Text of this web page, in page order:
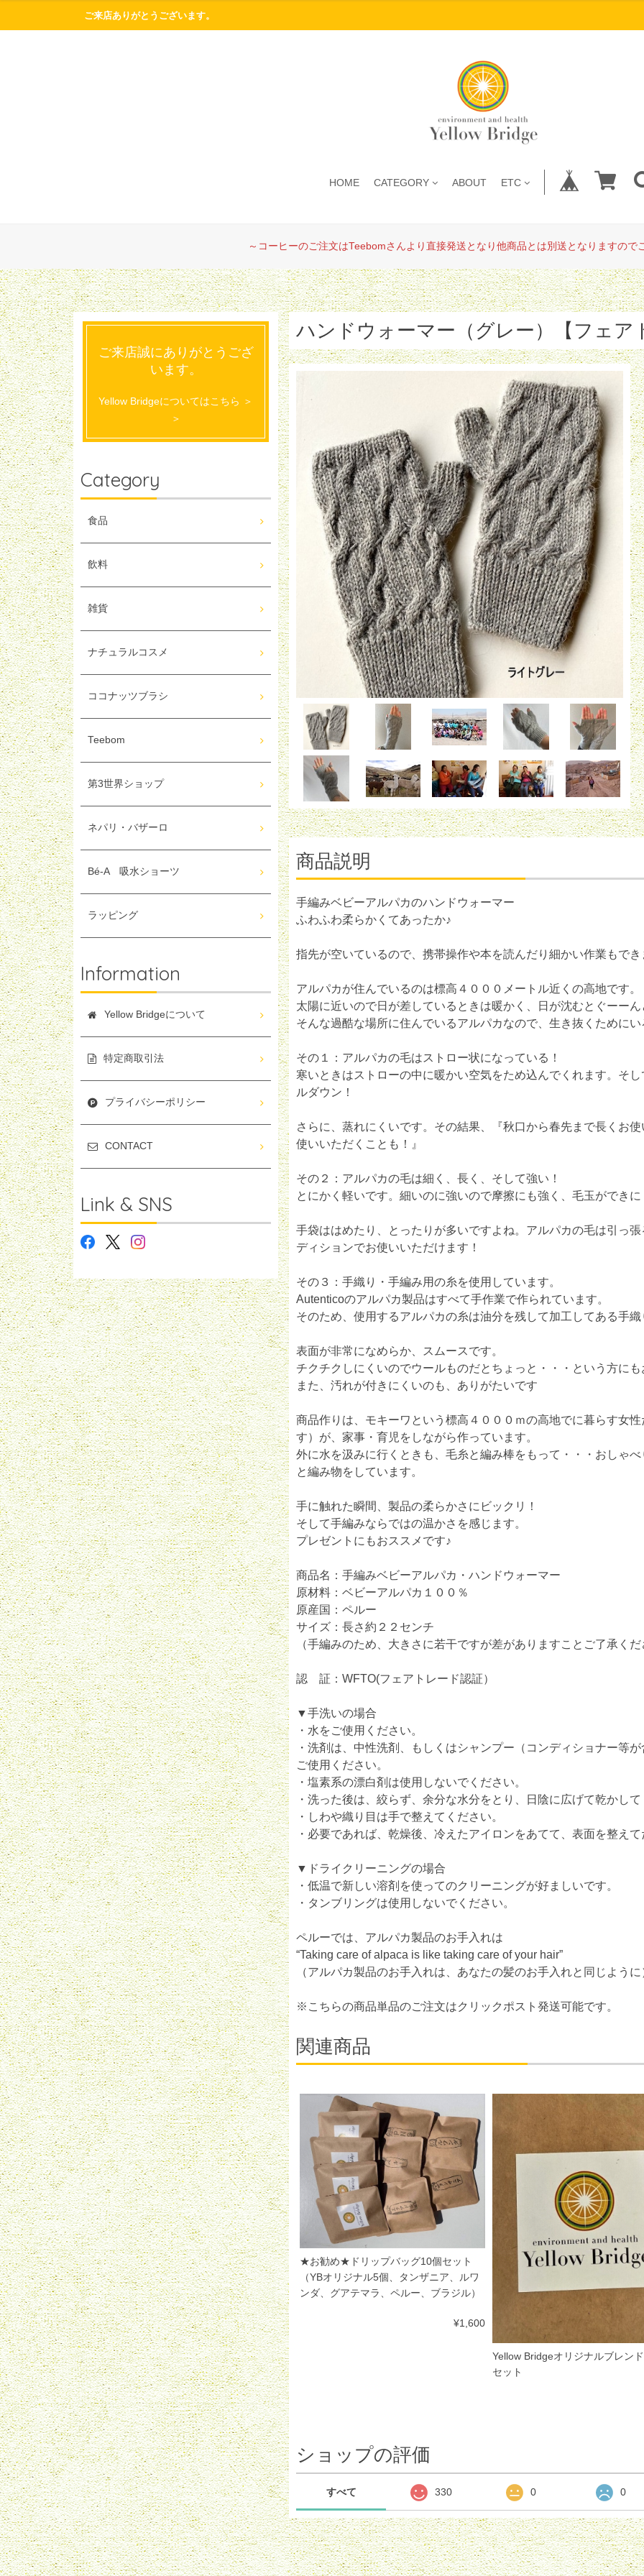
ご来店ありがとうございます。
HOME CATEGORY ABOUT ETC
～コーヒーのご注文はTeebomさんより直接発送となり他商品とは別送となりますので
ハンドウォーマー（グレー）【フェア
商品説明
手編みベビーアルパカのハンドウォーマー
ふわふわ柔らかくてあったか♪
指先が空いているので、携帯操作や本を読んだり細かい作業もでき
アルパカが住んでいるのは標高４０００メートル近くの高地です。
太陽に近いので日が差しているときは暖かく、日が沈むとぐーー
そんな過酷な場所に住んでいるアルパカなので、生き抜くために
その１：アルパカの毛はストロー状になっている！
寒いときはストローの中に暖かい空気をため込んでくれます。そ
ルダウン！
さらに、蒸れにくいです。その結果、『秋口から春先まで長くお
使いいただくことも！』
その２：アルパカの毛は細く、長く、そして強い！
とにかく軽いです。細いのに強いので摩擦にも強く、毛玉ができ
手袋ははめたり、とったりが多いですよね。アルパカの毛は引っ
ディションでお使いいただけます！
その３：手織り・手編み用の糸を使用しています。
Autenticoのアルパカ製品はすべて手作業で作られています。
そのため、使用するアルパカの糸は油分を残して加工してある手
表面が非常になめらか、スムースです。
チクチクしにくいのでウールものだとちょっと・・・という方に
また、汚れが付きにくいのも、ありがたいです
商品作りは、モキーワという標高４０００ｍの高地でに暮らす女
す）が、家事・育児をしながら作っています。
外に水を汲みに行くときも、毛糸と編み棒をもって・・・おしゃ
と編み物をしています。
手に触れた瞬間、製品の柔らかさにビックリ！
そして手編みならではの温かさを感じます。
プレゼントにもおススメです♪
商品名：手編みベビーアルパカ・ハンドウォーマー
原材料：ベビーアルパカ１００％
原産国：ペルー
サイズ：長さ約２２センチ
（手編みのため、大きさに若干ですが差がありますことご了承く
認 証：WFTO(フェアトレード認証）
▼手洗いの場合
・水をご使用ください。
・洗剤は、中性洗剤、もしくはシャンプー（コンディショナー等
ご使用ください。
・塩素系の漂白剤は使用しないでください。
・洗った後は、絞らず、余分な水分をとり、日陰に広げて乾かし
・しわや織り目は手で整えてください。
・必要であれば、乾燥後、冷えたアイロンをあてて、表面を整え
▼ドライクリーニングの場合
・低温で新しい溶剤を使ってのクリーニングが好ましいです。
・タンブリングは使用しないでください。
ペルーでは、アルパカ製品のお手入れは
“Taking care of alpaca is like taking care of your hair”
（アルパカ製品のお手入れは、あなたの髪のお手入れと同じよう
※こちらの商品単品のご注文はクリックポスト発送可能です。
関連商品
★お勧め★ドリップバッグ10個セット
（YBオリジナル5個、タンザニア、ルワ
ンダ、グアテマラ、ペルー、ブラジル）
¥1,600
Yellow Bridgeオリジナルブレン
セット
ショップの評価
すべて 330 0 0
ご来店誠にありがとうござ
います。
Yellow Bridgeについてはこちら ＞
＞
Category
食品
飲料
雑貨
ナチュラルコスメ
ココナッツブラシ
Teebom
第3世界ショップ
ネパリ・バザーロ
Bé-A 吸水ショーツ
ラッピング
Information
Yellow Bridgeについて
特定商取引法
プライバシーポリシー
CONTACT
Link & SNS